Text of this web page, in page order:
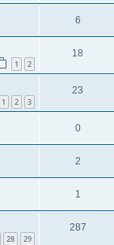
6
1 2
18
1 2 3
23
0
2
1
28 29
287